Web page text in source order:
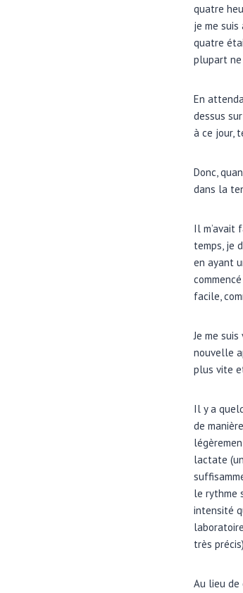
quatre
je me suis
quatre
plupart
En
dessus
à ce jour,
Donc,
dans la
Il m’avait
temps, je
en ayant
facile,
Je me
nouvelle
plus vite
Il y a
de
lactate
le rythme
intensité
très
Au lieu de